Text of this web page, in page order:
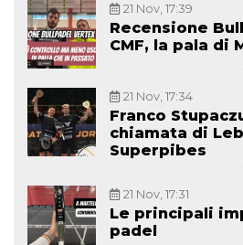
21 Nov, 17:39
Recensione
CMF, la pala di
21 Nov, 17:34
Franco
chiamata di
Superpibes
21 Nov, 17:31
Le principali
padel